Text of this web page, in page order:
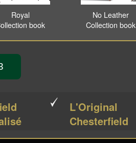
Royal
book
No Leather
Collection book
L'Original
Chesterfield